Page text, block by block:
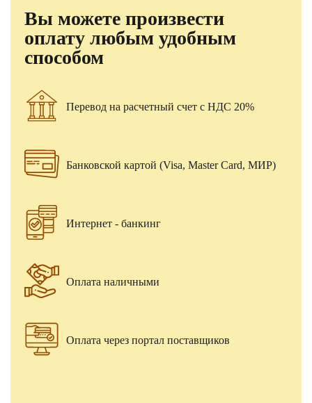
Вы можете произвести
оплату любым удобным
способом
Перевод на расчетный счет с НДС 20%
Банковской картой (Visa, Master Card, МИР)
Интернет - банкинг
Оплата наличными
Оплата через портал поставщиков